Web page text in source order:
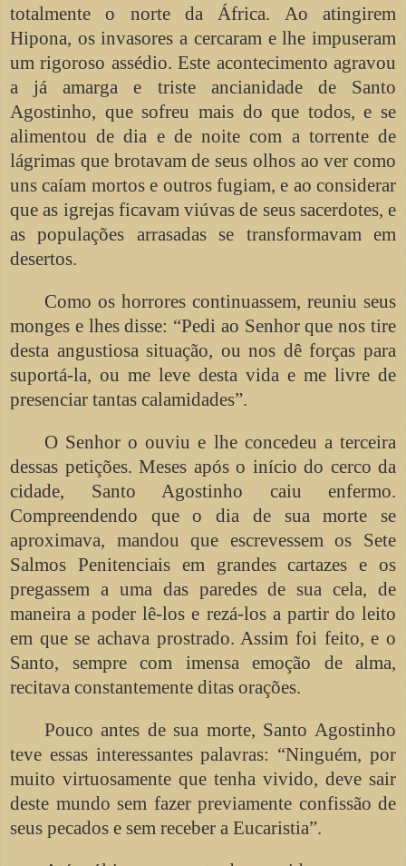
totalmente o norte da África. Ao atingirem
Hipona, os invasores a cercaram e lhe impuseram
um rigoroso assédio. Este acontecimento agravou
a já amarga e triste ancianidade de Santo
Agostinho, que sofreu mais do que todos, e se
alimentou de dia e de noite com a torrente de
lágrimas que brotavam de seus olhos ao ver como
uns caíam mortos e outros fugiam, e ao considerar
que as igrejas ficavam viúvas de seus sacerdotes, e
as populações arrasadas se transformavam em
desertos.
Como os horrores continuassem, reuniu seus
monges e lhes disse: “Pedi ao Senhor que nos tire
desta angustiosa situação, ou nos dê forças para
suportá-la, ou me leve desta vida e me livre de
presenciar tantas calamidades”.
O Senhor o ouviu e lhe concedeu a terceira
dessas petições. Meses após o início do cerco da
cidade, Santo Agostinho caiu enfermo.
Compreendendo que o dia de sua morte se
aproximava, mandou que escrevessem os Sete
Salmos Penitenciais em grandes cartazes e os
pregassem a uma das paredes de sua cela, de
maneira a poder lê-los e rezá-los a partir do leito
em que se achava prostrado. Assim foi feito, e o
Santo, sempre com imensa emoção de alma,
recitava constantemente ditas orações.
Pouco antes de sua morte, Santo Agostinho
teve essas interessantes palavras: “Ninguém, por
muito virtuosamente que tenha vivido, deve sair
deste mundo sem fazer previamente confissão de
seus pecados e sem receber a Eucaristia”.